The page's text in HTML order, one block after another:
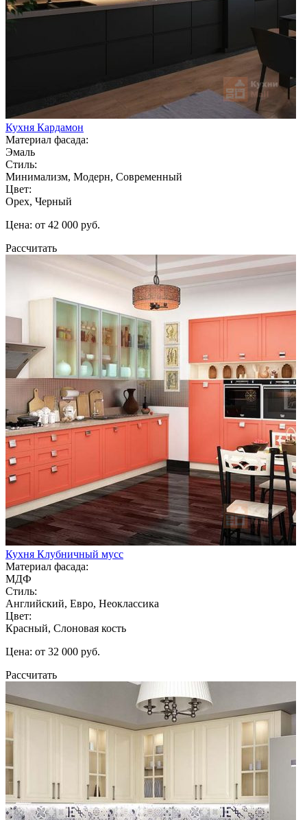
Кухня Кардамон
Материал фасада:
Эмаль
Стиль:
Минимализм, Модерн, Современный
Цвет:
Орех, Черный
Цена: от 42 000 руб.
Рассчитать
Кухня Клубничный мусс
Материал фасада:
МДФ
Стиль:
Английский, Евро, Неоклассика
Цвет:
Красный, Слоновая кость
Цена: от 32 000 руб.
Рассчитать